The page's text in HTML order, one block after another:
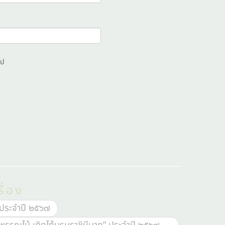
อง
ระจำปี ๒๕๖๗